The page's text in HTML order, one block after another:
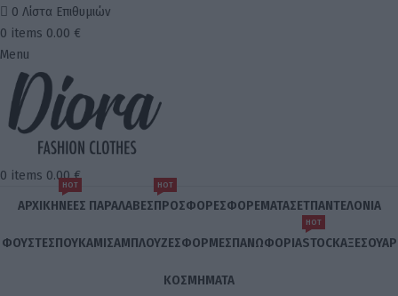
0 Λίστα Επιθυμιών
0 items 0.00 €
Menu
0 items 0.00€
ΑΡΧΙΚΉΝΈΕΣ ΠΑΡΑΛΑΒΈΣ
HOT
ΠΡΟΣΦΟΡΈΣ
HOT
ΦΟΡΈΜΑΤΑΣΕΤΠΑΝΤΕΛΌΝΙΑ
ΦΟΎΣΤΕΣΠΟΥΚΆΜΙΣΑΜΠΛΟΎΖΕΣΦΟΡΜΈΣΠΑΝΩΦΌΡΙΑSTOCK
ΗΟΤ
AΞΕΣΟΥΆΡ
ΚΟΣΜΉΜΑΤΑ